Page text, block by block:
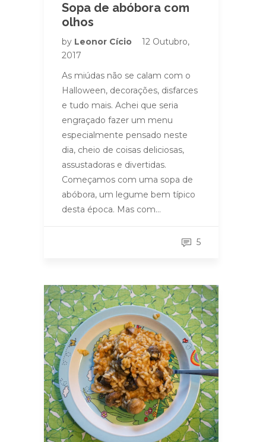
Sopa de abóbora com
olhos
by Leonor Cício
12 Outubro,
2017
As miúdas não se calam com o
Halloween, decorações, disfarces
e tudo mais. Achei que seria
engraçado fazer um menu
especialmente pensado neste
dia, cheio de coisas deliciosas,
assustadoras e divertidas.
Começamos com uma sopa de
abóbora, um legume bem típico
desta época. Mas com…
5